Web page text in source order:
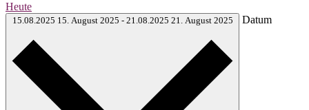
Heute
15.08.2025 15. August 2025 - 21.08.2025 21. August 2025 Datum